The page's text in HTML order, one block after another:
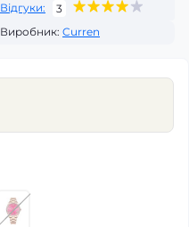
Відгуки:
3
Виробник: Curren